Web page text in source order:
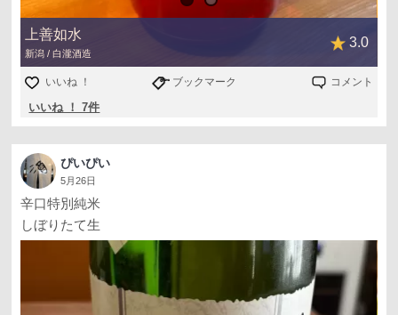
上善如水
新潟 / 白瀧酒造
3.0
いいね ！ ブックマーク コメント
いいね ！ 7件
ぴいぴい
5月26日
辛口特別純米
しぼりたて生